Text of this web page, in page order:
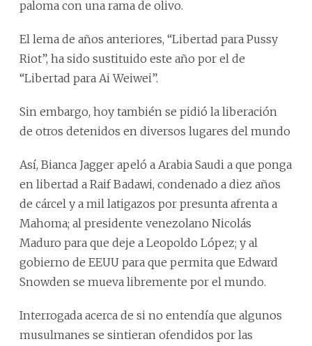
paloma con una rama de olivo.
El lema de años anteriores, “Libertad para Pussy
Riot”, ha sido sustituido este año por el de
“Libertad para Ai Weiwei”.
Sin embargo, hoy también se pidió la liberación
de otros detenidos en diversos lugares del mundo
Así, Bianca Jagger apeló a Arabia Saudi a que ponga
en libertad a Raif Badawi, condenado a diez años
de cárcel y a mil latigazos por presunta afrenta a
Mahoma; al presidente venezolano Nicolás
Maduro para que deje a Leopoldo López; y al
gobierno de EEUU para que permita que Edward
Snowden se mueva libremente por el mundo.
Interrogada acerca de si no entendía que algunos
musulmanes se sintieran ofendidos por las